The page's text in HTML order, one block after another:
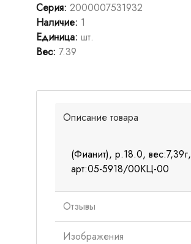
Серия: 2000007531932
Наличие: 1
Единица: шт.
Вес: 7.39
Описание товара
(Фианит), р.18.0, вес:7,39г,
арт:05-5918/00КЦ-00
Отзывы
Изображения